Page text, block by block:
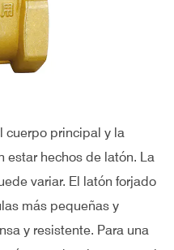
cuerpo principal y la
estar hechos de latón. La
variar. El latón forjado
más pequeñas y
y resistente. Para una